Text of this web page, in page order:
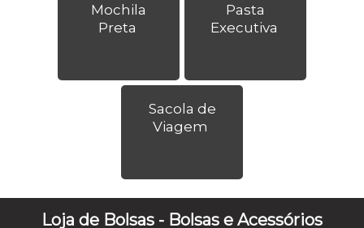
Mochila
Preta
Pasta
Executiva
Sacola de
Viagem
Loja de Bolsas - Bolsas e Acessórios